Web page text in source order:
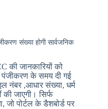
संख्या होगी सार्वजनिक
की जानकारियों को
पंजीकरण के समय दी गई
नंबर ,आधार संख्या, धर्म
की जाएगी। सिर्फ
जो पोर्टल के डैशबोर्ड पर